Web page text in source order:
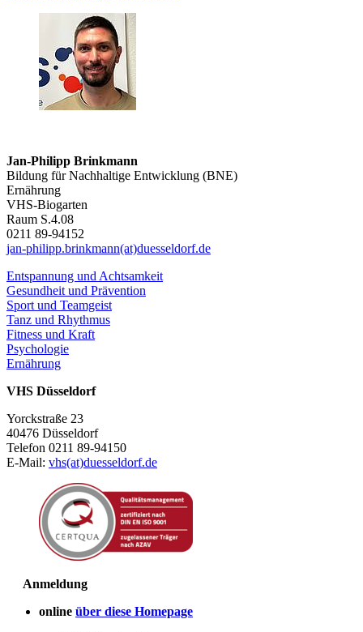
Jan-Philipp Brinkmann
Bildung für Nachhaltige Entwicklung (BNE)
Ernährung
VHS-Biogarten
Raum S.4.08
0211 89-94152
jan-philipp.brinkmann(at)duesseldorf.de
Entspannung und Achtsamkeit
Gesundheit und Prävention
Sport und Teamgeist
Tanz und Rhythmus
Fitness und Kraft
Psychologie
Ernährung
VHS Düsseldorf
Yorckstraße 23
40476 Düsseldorf
Telefon 0211 89-94150
E-Mail: vhs(at)duesseldorf.de
Anmeldung
online über diese Homepage